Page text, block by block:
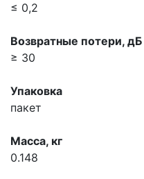
≤ 0,2
Возвратные потери, дБ
≥ 30
Упаковка
пакет
Масса, кг
0.148